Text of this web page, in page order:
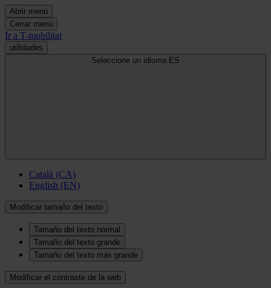
Abrir menú
Cerrar menú
Ir a T-mobilitat
utilidades
Seleccione un idioma
Català (CA)
English (EN)
Modificar tamaño del texto
Tamaño del texto normal
Tamaño del texto grande
Tamaño del texto más grande
Modificar el contraste de la web